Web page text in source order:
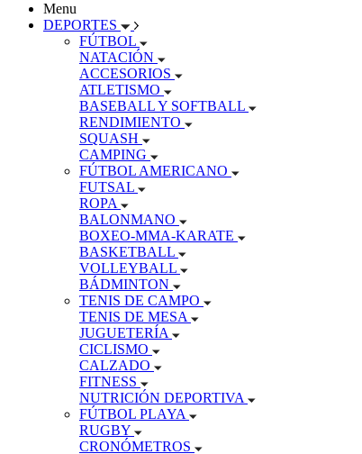
Menu
DEPORTES
FÚTBOL
NATACIÓN
ACCESORIOS
ATLETISMO
BASEBALL Y SOFTBALL
RENDIMIENTO
SQUASH
CAMPING
FÚTBOL AMERICANO
FUTSAL
ROPA
BALONMANO
BOXEO-MMA-KARATE
BASKETBALL
VOLLEYBALL
BÁDMINTON
TENIS DE CAMPO
TENIS DE MESA
JUGUETERÍA
CICLISMO
CALZADO
FITNESS
NUTRICIÓN DEPORTIVA
FÚTBOL PLAYA
RUGBY
CRONÓMETROS